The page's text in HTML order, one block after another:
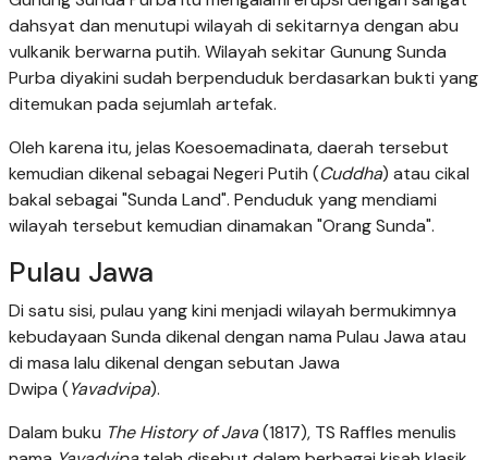
dahsyat dan menutupi wilayah di sekitarnya dengan abu
vulkanik berwarna putih. Wilayah sekitar Gunung Sunda
Purba diyakini sudah berpenduduk berdasarkan bukti yang
ditemukan pada sejumlah artefak.
Oleh karena itu, jelas Koesoemadinata, daerah tersebut
kemudian dikenal sebagai Negeri Putih (Cuddha) atau cikal
bakal sebagai "Sunda Land". Penduduk yang mendiami
wilayah tersebut kemudian dinamakan "Orang Sunda".
Pulau Jawa
Di satu sisi, pulau yang kini menjadi wilayah bermukimnya
kebudayaan Sunda dikenal dengan nama Pulau Jawa atau
di masa lalu dikenal dengan sebutan Jawa
Dwipa (Yavadvipa).
Dalam buku The History of Java(1817), TS Raffles menulis